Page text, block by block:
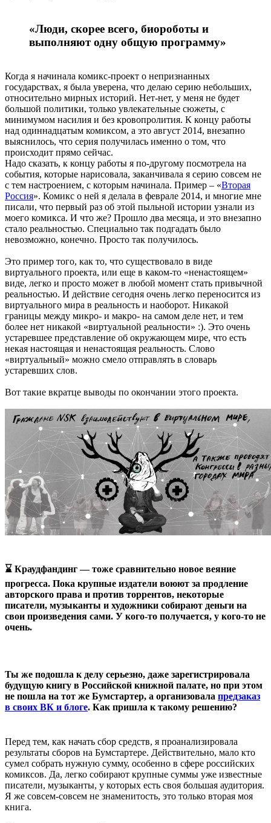
«Люди, скорее всего, биороботы и
выполняют одну общую программу»
Когда я начинала комикс-проект о непризнанных
государствах, я была уверена, что делаю серию небольших,
относительно мирных историй. Нет-нет, у меня не будет
большой политики, только увлекательные сюжеты, с
минимумом насилия и без кровопролития. К концу работы
над одиннадцатым комиксом, а это август 2014, внезапно
выяснилось, что серия получилась именно о том, что
происходит прямо сейчас.
Надо сказать, к концу работы я по-другому посмотрела на
события, которые нарисовала, заканчивала я серию совсем не
с тем настроением, с которым начинала. Пример – «Вторая
Россия». Комикс о ней я делала в феврале 2014, и многие мне
писали, что первый раз об этой пыльной истории узнали из
моего комикса. И что же? Прошло два месяца, и это внезапно
стало реальностью. Специально так подгадать было
невозможно, конечно. Просто так получилось.
Это пример того, как то, что существовало в виде
виртуального проекта, или еще в каком-то «ненастоящем»
виде, легко и просто может в любой момент стать привычной
реальностью. И действие сегодня очень легко переносится из
виртуального мира в реальность и наоборот. Никакой
границы между микро- и макро- на самом деле нет, и тем
более нет никакой «виртуальной реальности» :). Это очень
устаревшее представление об окружающем мире, что есть
некая настоящая и ненастоящая реальность. Слово
«виртуальный» можно смело отправлять в словарь
устаревших слов.
Вот такие вкратце выводы по окончании этого проекта.
⌛ Краудфандинг — тоже сравнительно новое веяние
прогресса. Пока крупные издатели воюют за продление
авторского права и против торрентов, некоторые
писатели, музыканты и художники собирают деньги на
свои произведения сами. У кого-то получается, у кого-то не
очень.
Ты же подошла к делу серьезно, даже зарегистрировала
будущую книгу в Российской книжной палате, но при этом
не пошла на тот же Бумстартер, а организовала предзаказ
в своих ВК и блоге. Как пришла к такому решению?
Перед тем, как начать сбор средств, я проанализировала
результаты сборов на Бумстартере. Действительно, мало кто
сумел собрать нужную сумму, особенно в сфере российских
комиксов. Да, легко собирают крупные суммы уже известные
писатели, музыканты, у которых есть своя большая аудитория.
Я же совсем-совсем не знаменитость, это только вторая моя
книга.